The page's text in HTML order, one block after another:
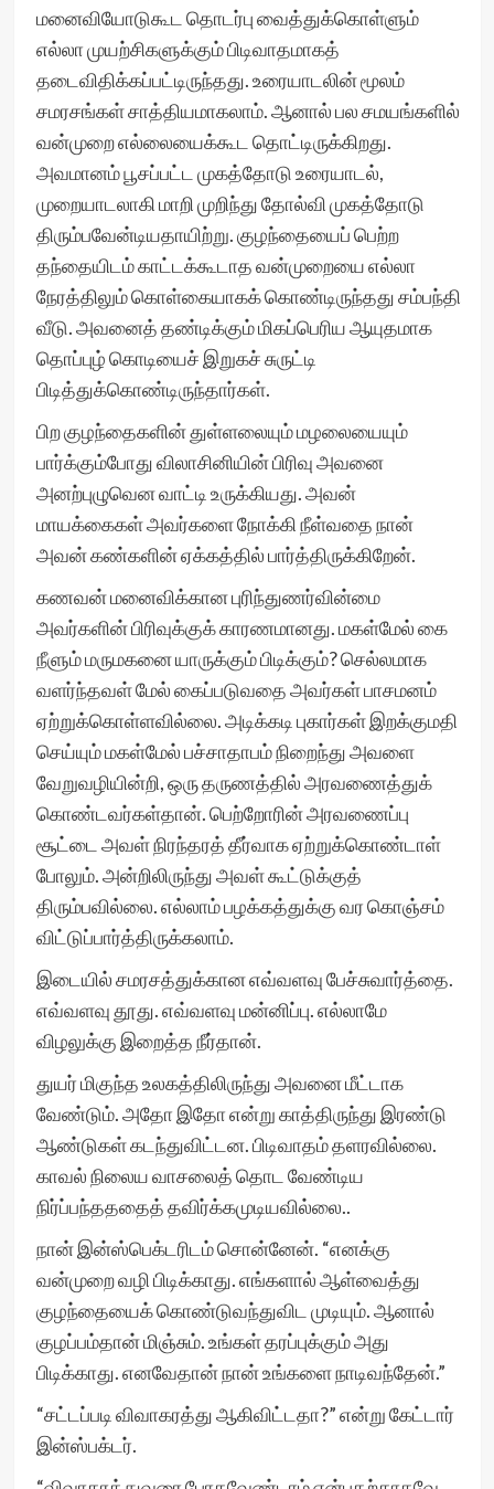
மனைவியோடுகூட தொடர்பு வைத்துக்கொள்ளும்
எல்லா முயற்சிகளுக்கும் பிடிவாதமாகத்
தடைவிதிக்கப்பட்டிருந்தது. உரையாடலின் மூலம்
சமரசங்கள் சாத்தியமாகலாம். ஆனால் பல சமயங்களில்
வன்முறை எல்லையைக்கூட தொட்டிருக்கிறது.
அவமானம் பூசப்பட்ட முகத்தோடு உரையாடல்,
முறையாடலாகி மாறி முறிந்து தோல்வி முகத்தோடு
திரும்பவேன்டியதாயிற்று. குழந்தையைப் பெற்ற
தந்தையிடம் காட்டக்கூடாத வன்முறையை எல்லா
நேரத்திலும் கொள்கையாகக் கொண்டிருந்தது சம்பந்தி
வீடு. அவனைத் தண்டிக்கும் மிகப்பெரிய ஆயுதமாக
தொப்புழ் கொடியைச் இறுகச் சுருட்டி
பிடித்துக்கொண்டிருந்தார்கள்.
பிற குழந்தைகளின் துள்ளலையும் மழலையையும்
பார்க்கும்போது விலாசினியின் பிரிவு அவனை
அனற்புழுவென வாட்டி உருக்கியது. அவன்
மாயக்கைகள் அவர்களை நோக்கி நீள்வதை நான்
அவன் கண்களின் ஏக்கத்தில் பார்த்திருக்கிறேன்.
கணவன் மனைவிக்கான புரிந்துணர்வின்மை
அவர்களின் பிரிவுக்குக் காரணமானது. மகள்மேல் கை
நீளும் மருமகனை யாருக்கும் பிடிக்கும்? செல்லமாக
வளர்ந்தவள் மேல் கைப்படுவதை அவர்கள் பாசமனம்
ஏற்றுக்கொள்ளவில்லை. அடிக்கடி புகார்கள் இறக்குமதி
செய்யும் மகள்மேல் பச்சாதாபம் நிறைந்து அவளை
வேறுவழியின்றி, ஒரு தருணத்தில் அரவணைத்துக்
கொண்டவர்கள்தான். பெற்றோரின் அரவணைப்பு
சூட்டை அவள் நிரந்தரத் தீர்வாக ஏற்றுக்கொண்டாள்
போலும். அன்றிலிருந்து அவள் கூட்டுக்குத்
திரும்பவில்லை. எல்லாம் பழக்கத்துக்கு வர கொஞ்சம்
விட்டுப்பார்த்திருக்கலாம்.
இடையில் சமரசத்துக்கான எவ்வளவு பேச்சுவார்த்தை.
எவ்வளவு தூது. எவ்வளவு மன்னிப்பு. எல்லாமே
விழலுக்கு இறைத்த நீர்தான்.
துயர் மிகுந்த உலகத்திலிருந்து அவனை மீட்டாக
வேண்டும். அதோ இதோ என்று காத்திருந்து இரண்டு
ஆண்டுகள் கடந்துவிட்டன. பிடிவாதம் தளரவில்லை.
காவல் நிலைய வாசலைத் தொட வேண்டிய
நிர்ப்பந்தததைத் தவிர்க்கமுடியவில்லை..
நான் இன்ஸ்பெக்டரிடம் சொன்னேன். “எனக்கு
வன்முறை வழி பிடிக்காது. எங்களால் ஆள்வைத்து
குழந்தையைக் கொண்டுவந்துவிட முடியும். ஆனால்
குழப்பம்தான் மிஞ்சும். உங்கள் தரப்புக்கும் அது
பிடிக்காது. எனவேதான் நான் உங்களை நாடிவந்தேன்.”
“சட்டப்படி விவாகரத்து ஆகிவிட்டதா?” என்று கேட்டார்
இன்ஸ்பக்டர்.